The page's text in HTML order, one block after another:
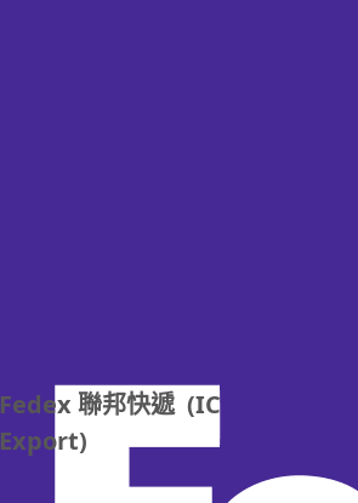
Fedex 聯邦快遞  (IC
Export)